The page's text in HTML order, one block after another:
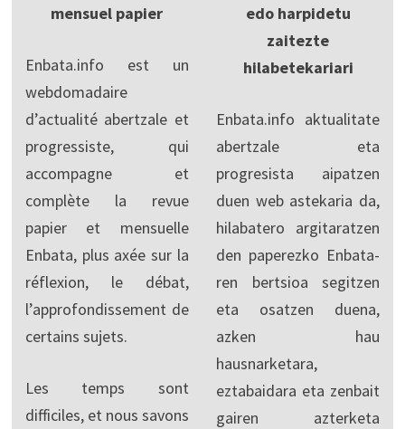
mensuel papier
Enbata.info est un
webdomadaire
d’actualité abertzale et
progressiste, qui
accompagne et
complète la revue
papier et mensuelle
Enbata, plus axée sur la
réflexion, le débat,
l’approfondissement de
certains sujets.
Les temps sont
difficiles, et nous savons
edo harpidetu
zaitezte
hilabetekariari
Enbata.info aktualitate
abertzale eta
progresista aipatzen
duen web astekaria da,
hilabatero argitaratzen
den paperezko Enbata-
ren bertsioa segitzen
eta osatzen duena,
azken hau
hausnarketara,
eztabaidara eta zenbait
gairen azterketa